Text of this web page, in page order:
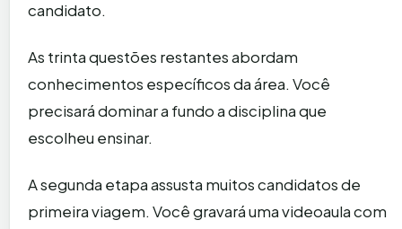
candidato.
As trinta questões restantes abordam
conhecimentos específicos da área. Você
precisará dominar a fundo a disciplina que
escolheu ensinar.
A segunda etapa assusta muitos candidatos de
primeira viagem. Você gravará uma videoaula com